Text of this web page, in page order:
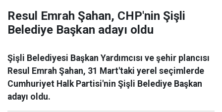
Resul Emrah Şahan, CHP'nin Şişli
Belediye Başkan adayı oldu
Şişli Belediyesi Başkan Yardımcısı ve şehir plancısı
Resul Emrah Şahan, 31 Mart'taki yerel seçimlerde
Cumhuriyet Halk Partisi'nin Şişli Belediye Başkan
adayı oldu.